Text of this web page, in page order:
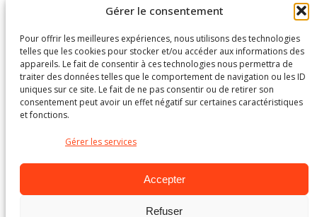
Gérer le consentement
Pour offrir les meilleures expériences, nous utilisons des technologies
telles que les cookies pour stocker et/ou accéder aux informations des
appareils. Le fait de consentir à ces technologies nous permettra de
traiter des données telles que le comportement de navigation ou les ID
uniques sur ce site. Le fait de ne pas consentir ou de retirer son
consentement peut avoir un effet négatif sur certaines caractéristiques
et fonctions.
Gérer les services
Accepter
Refuser
Réseaux sociaux
facebook